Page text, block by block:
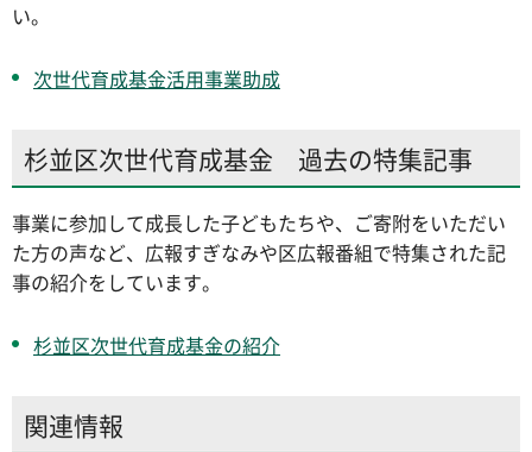
い。
次世代育成基金活用事業助成
杉並区次世代育成基金 過去の特集記事
事業に参加して成長した子どもたちや、ご寄附をいただい
た方の声など、広報すぎなみや区広報番組で特集された記
事の紹介をしています。
杉並区次世代育成基金の紹介
関連情報